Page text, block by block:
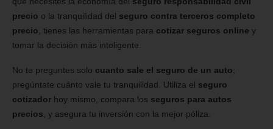
precio o la tranquilidad del seguro contra terceros completo
precio, tienes las herramientas para cotizar seguros online y
tomar la decisión más inteligente.
No te preguntes solo cuanto sale el seguro de un auto;
pregúntate cuánto vale tu tranquilidad. Utiliza el seguro
cotizador hoy mismo, compara los seguros para autos
precios, y asegura tu inversión con la mejor póliza.